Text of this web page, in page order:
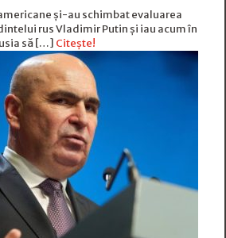
și-au schimbat evaluarea
rus Vladimir Putin și iau acum în
să […] Citește!